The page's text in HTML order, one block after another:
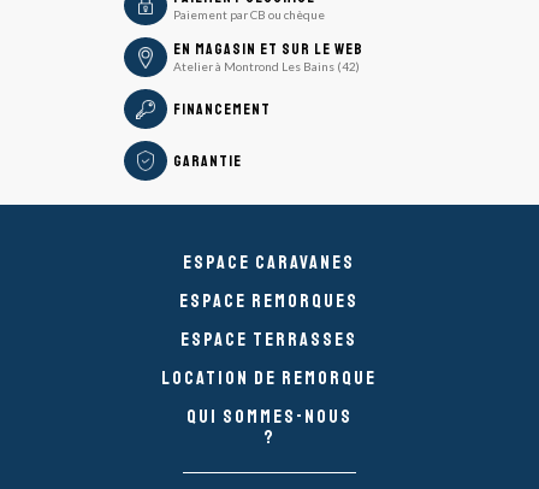
Paiement par CB ou chèque
En magasin et sur le Web
Atelier à Montrond Les Bains (42)
Financement
Garantie
Espace caravanes
Espace remorques
Espace Terrasses
Location de remorque
Qui sommes-nous
?